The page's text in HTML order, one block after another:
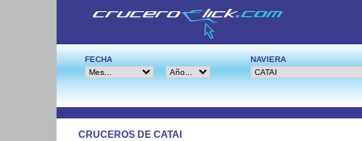
FECHA NAVIERA
CRUCEROS DE CATAI